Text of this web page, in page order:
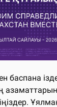
баспана